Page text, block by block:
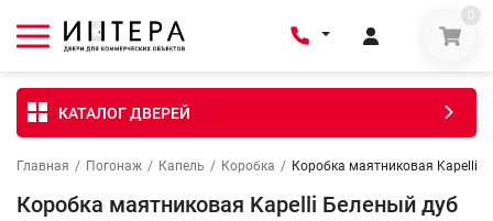
0
КАТАЛОГ ДВЕРЕЙ
Главная / Погонаж / Капель / Коробка / Коробка маятниковая Kapelli
Коробка маятниковая Kapelli Беленый дуб